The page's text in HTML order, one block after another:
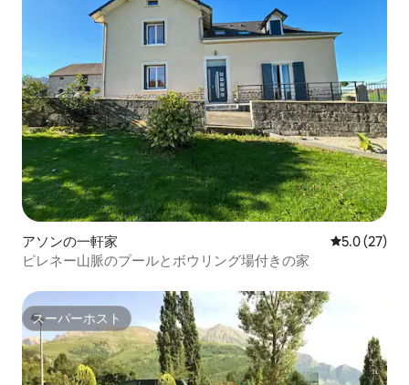
アソンの一軒家 レビュー27
5.0 (27)
ピレネー山脈のプールとボウリング場付きの家
スーパーホスト
スーパーホスト